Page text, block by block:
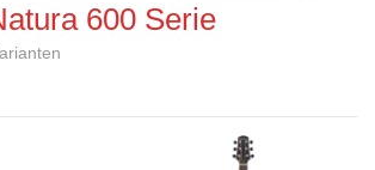
600 Serie